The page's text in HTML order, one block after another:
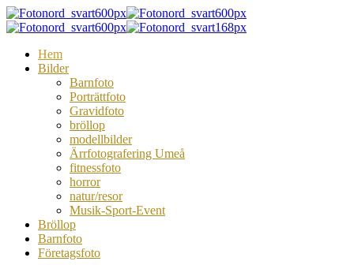
Hem
Bilder
Barnfoto
Porträttfoto
Gravidfoto
bröllop
modellbilder
Ärrfotografering Umeå
fitnessfoto
horror
natur/resor
Musik-Sport-Event
Bröllop
Barnfoto
Företagsfoto